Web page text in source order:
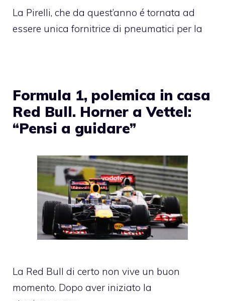
La Pirelli, che da quest’anno é tornata ad
essere unica fornitrice di pneumatici per la
Formula 1, polemica in casa
Red Bull. Horner a Vettel:
“Pensi a guidare”
La Red Bull di certo non vive un buon
momento. Dopo aver iniziato la